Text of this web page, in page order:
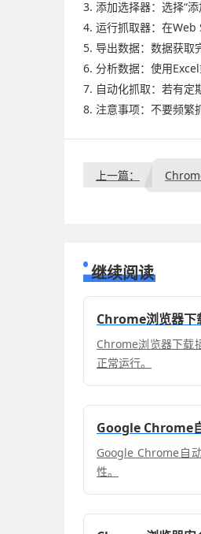
3. 添加选择器：选择“
4. 运行抓取器：在Web
5. 导出数据：数据获取
6. 分析数据：使用
7. 自动化抓取：若有定
8. 注意事项：不要频繁
上一篇：
继续阅读
Chrome浏览器下
Chrome浏览器下载
正常运行。
Google Chrome
Google Chrome自
性。